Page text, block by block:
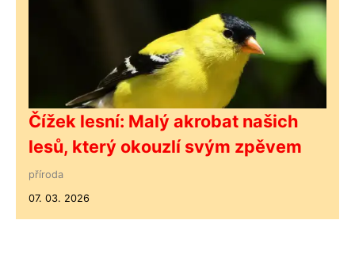
Čížek lesní: Malý akrobat našich
lesů, který okouzlí svým zpěvem
příroda
07. 03. 2026